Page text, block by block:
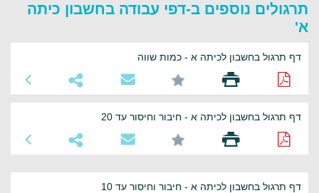
תרגולים נוספים ב-דפי עבודה בחשבון כיתה
א'
דף תרגול בחשבון לכיתה א - כמות שווה
דף תרגול בחשבון לכיתה א - חיבור וחיסור עד 20
דף תרגול בחשבון לכיתה א - חיבור וחיסור עד 10